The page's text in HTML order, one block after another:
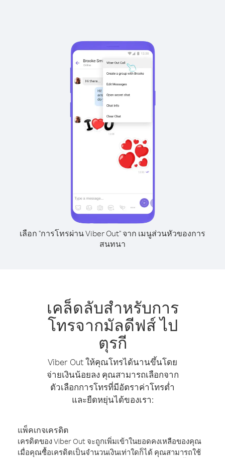
เลือก "การโทรผ่าน Viber Out" จาก เมนูส่วนหัวของการ
สนทนา
เคล็ดลับสำหรับการ
โทรจากมัลดีฟส์ ไป
ตุรกี
Viber Out ให้คุณโทรได้นานขึ้นโดย
จ่ายเงินน้อยลง คุณสามารถเลือกจาก
ตัวเลือกการโทรที่มีอัตราค่าโทรต่ำ
และยืดหยุ่นได้ของเรา:
แพ็คเกจเครดิต
เครดิตของ Viber Out จะถูกเพิ่มเข้าในยอดคงเหลือของคุณ
เมื่อคุณซื้อเครดิตเป็นจำนวนเงินเท่าใดก็ได้ คุณสามารถใช้